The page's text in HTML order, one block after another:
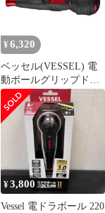
¥ 6,320
ベッセル(VESSEL) 電
動ボールグリップドラ
イバー 〈本体のみ〉 電
ドラボー
¥3,800
Vessel 電ドラボール 220